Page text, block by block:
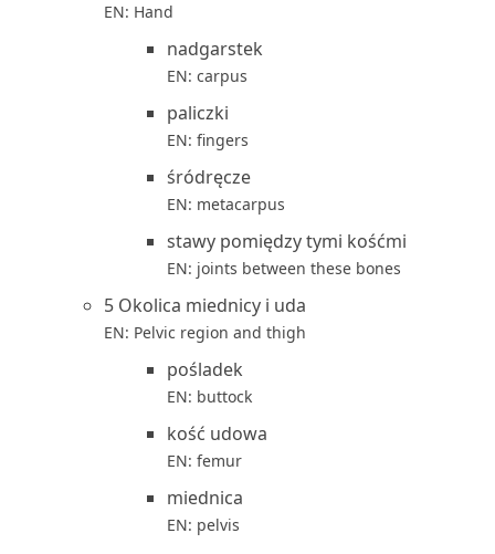
EN: Hand
nadgarstek
EN: carpus
paliczki
EN: fingers
śródręcze
EN: metacarpus
stawy pomiędzy tymi kośćmi
EN: joints between these bones
5 Okolica miednicy i uda
EN: Pelvic region and thigh
pośladek
EN: buttock
kość udowa
EN: femur
miednica
EN: pelvis